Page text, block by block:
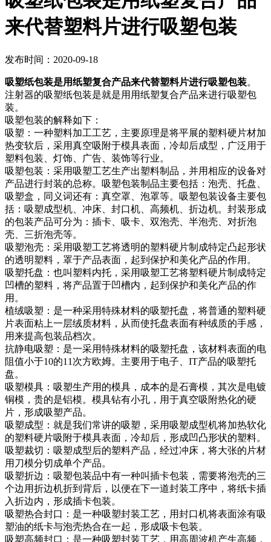
来代替塑料片进行吸塑包装
发布时间：2020-09-18
吸塑纸包装是用纸塑复合产品来代替塑料片进行吸塑包装。
注射器的吸塑纸包装是就是用用纸塑复合产品来进行吸塑包
装。
吸塑包装的解释如下：
吸塑：一种塑料加工工艺，主要原理是将平展的塑料硬片材加
热变软后，采用真空吸附于模具表面，冷却后成型，广泛用于
塑料包装、灯饰、广告、装饰等行业。
吸塑包装：采用吸塑工艺生产出塑料制品，并用相应的设备对
产品进行封装的总称。吸塑包装制品主要包括：泡壳、托盘、
吸塑盒，同义词还有：真空罩、泡罩等。吸塑包装设备主要包
括：吸塑成型机、冲床、封口机、高频机、折边机。封装形成
的包装产品可分为：插卡、吸卡、双泡壳、半泡壳、对折泡
壳、三折泡壳等。
吸塑泡壳：采用吸塑工艺将透明的塑料硬片制成特定凸起形状
的透明塑料，罩于产品表面，起到保护和美化产品的作用。
吸塑托盘：也叫塑料内托，采用吸塑工艺将塑料硬片制成特定
凹槽的塑料，将产品置于凹槽内，起到保护和美化产品的作
用。
植绒吸塑：是一种采用特殊材料的吸塑托盘，将普通的塑料硬
片表面粘上一层绒质材料，从而使托盘表面有种绒质的手感，
用来提高包装品档次。
抗静电吸塑：是一采用特殊材料的吸塑托盘，该材料表面的电
阻值小于10的11次方欧姆。主要用于电子、IT产品的吸塑托
盘。
吸塑模具：吸塑生产用的模具，成本的是石膏模，其次是电镀
铜模，贵的是铝模。模具钻有小孔，用于真空吸附热化的硬
片，形成吸塑产品。
吸塑成型：就是我们常讲的吸塑，采用吸塑成型机将加热软化
的塑料硬片吸附于模具表面，冷却后，形成凹凸形状的塑料。
吸塑裁切：吸塑成型后的塑料产品，经过冲床，将大张的片材
用刀模分切成单个产品。
吸塑折边：吸塑包装品中有一种叫插卡包装，需要将泡壳的三
个边用折边机折到背后，以便在下一道封装工序中，将纸卡插
入折边内，形成插卡包装。
吸塑热合封口：是一种吸塑封装工艺，用封口机将表面涂有吸
塑油的纸卡与泡壳热合在一起，形成吸卡包装。
吸塑高频封口：是一种吸塑封装工艺，用高周波机产生高频，